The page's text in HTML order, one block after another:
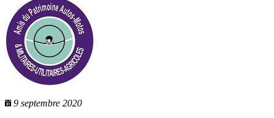
9 septembre 2020